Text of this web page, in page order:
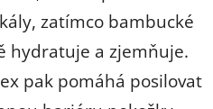
zatímco bambucké
hydratuje a zjemňuje.
pak pomáhá posilovat